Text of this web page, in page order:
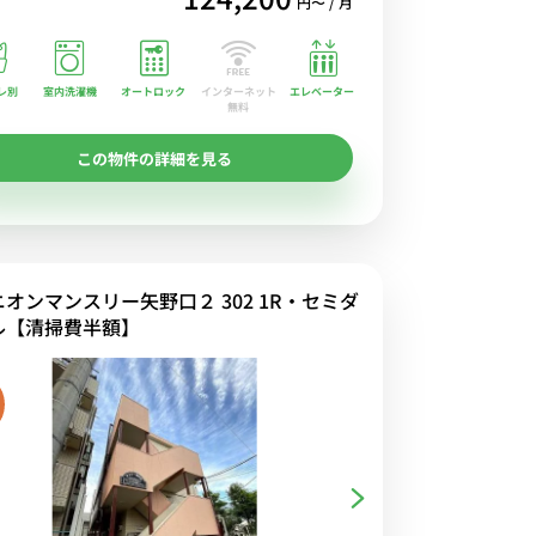
別 室内洗濯機 オートロック
インターネット
無料
エレベーター
この物件の詳細を見る
オンマンスリー矢野口２ 302 1R・セミダ
清掃費半額】